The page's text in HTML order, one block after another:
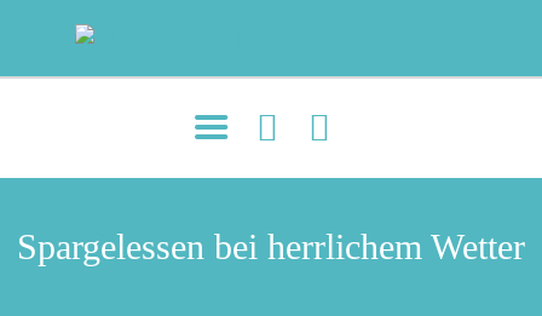
Spargelessen bei herrlichem Wetter
AKTUELLES
ÜBER UNS